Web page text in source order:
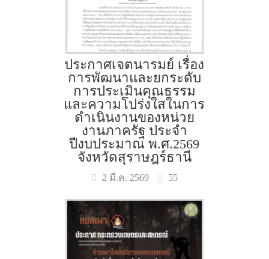
ประกาศเจตนารมย์ เรื่อง
การพัฒนาและยกระดับ
การประเมินคุณธรรม
และความโปร่งใสในการ
ดำเนินงานของหน่วย
งานภาครัฐ ประจำ
ปีงบประมาณ พ.ศ.2569
จังหวัดสุราษฎร์ธานี
2 มี.ค. 2569 55